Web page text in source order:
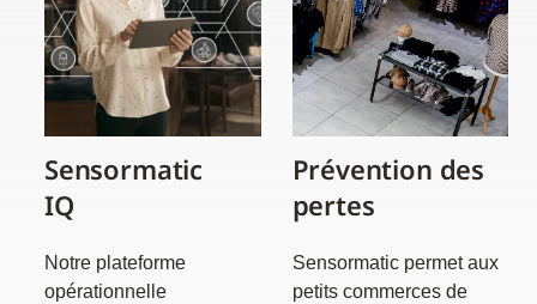
Sensormatic
IQ
Notre plateforme
opérationnelle
Prévention des
pertes
Sensormatic permet aux
petits commerces de